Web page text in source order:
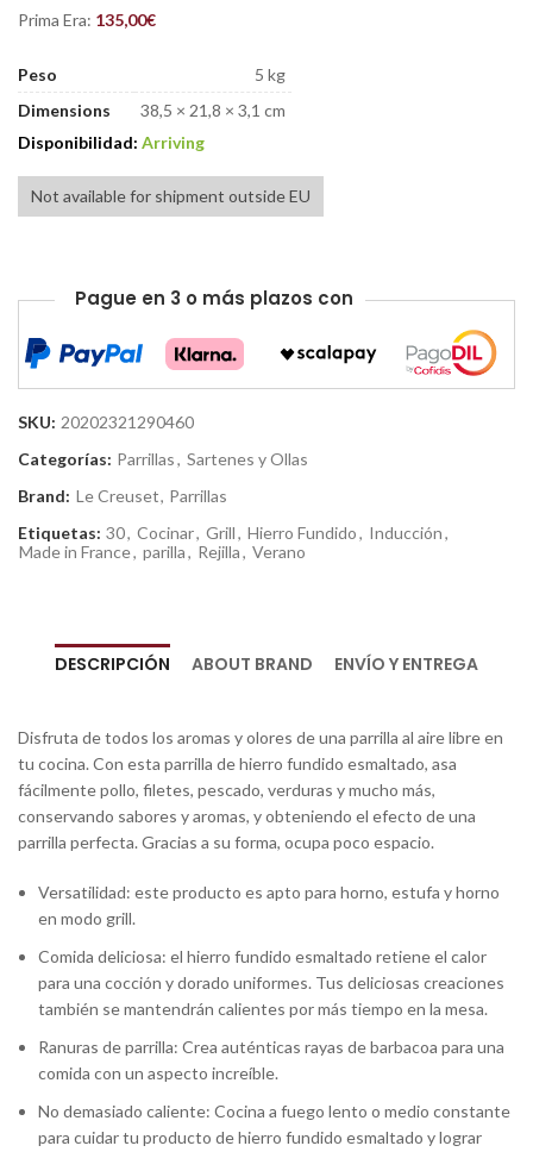
Prima Era: 135,00€
Peso
5 kg
Dimensions
38,5 × 21,8 × 3,1 cm
Disponibilidad: Arriving
Not available for shipment outside EU
Pague en 3 o más plazos con
SKU: 20202321290460
Categorías: Parrillas, Sartenes y Ollas
Brand: Le Creuset, Parrillas
Etiquetas: 30, Cocinar, Grill, Hierro Fundido, Inducción,
Made in France, parilla, Rejilla, Verano
DESCRIPCIÓN ABOUT BRAND ENVÍO Y ENTREGA
Disfruta de todos los aromas y olores de una parrilla al aire libre en
tu cocina. Con esta parrilla de hierro fundido esmaltado, asa
fácilmente pollo, filetes, pescado, verduras y mucho más,
conservando sabores y aromas, y obteniendo el efecto de una
parrilla perfecta. Gracias a su forma, ocupa poco espacio.
Versatilidad: este producto es apto para horno, estufa y horno
en modo grill.
Comida deliciosa: el hierro fundido esmaltado retiene el calor
para una cocción y dorado uniformes. Tus deliciosas creaciones
también se mantendrán calientes por más tiempo en la mesa.
Ranuras de parrilla: Crea auténticas rayas de barbacoa para una
comida con un aspecto increíble.
No demasiado caliente: Cocina a fuego lento o medio constante
para cuidar tu producto de hierro fundido esmaltado y lograr